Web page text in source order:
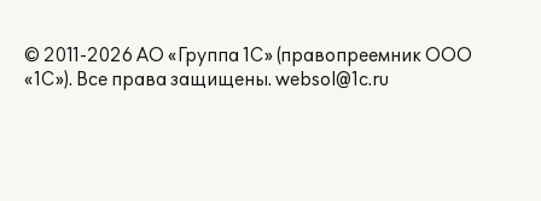
© 2011-2026 АО «Группа 1С» (правопреемник ООО
«1С»). Все права защищены. websol@1c.ru